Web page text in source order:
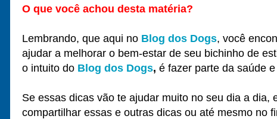
O que você achou desta matéria?
Lembrando, que aqui no Blog dos Dogs, você
ajudar a melhorar o bem-estar de seu bichinho de
o intuito do Blog dos Dogs, é fazer parte da saúde
Se essas dicas vão te ajudar muito no seu dia a dia,
compartilhar essas e outras dicas ou até mesmo no